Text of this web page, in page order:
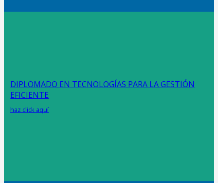
DIPLOMADO EN TECNOLOGÍAS PARA LA GESTIÓN
EFICIENTE
haz click aquí